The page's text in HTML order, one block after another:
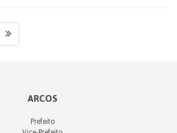
ARCOS
Prefeito